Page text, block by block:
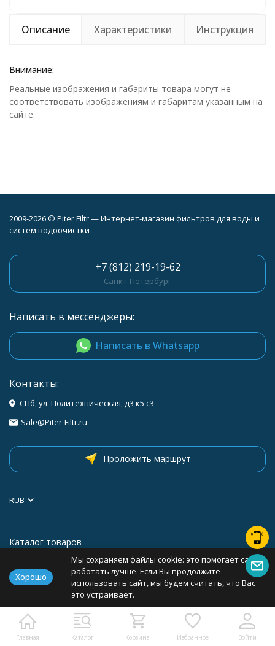
Описание Характеристики Инструкция
Внимание:
Реальные изображения и габариты товара могут не
соответствовать изображениям и габаритам указанным на
сайте.
Главная Каталог Корзина Избранное Войти
2009-2026 © Piter Filtr — Интернет-магазин фильтров для воды и
систем водоочистки
+7 (812) 219-19-62
Санкт-Петербург
Написать в мессенджеры:
Написать в Whatsapp
Контакты:
СПб, ул. Политехническая, д3 к5 с3
Sale@Piter-Filtr.ru
Проложить маршрут
RUB
Каталог товаров
Информация
Политика персональных данных Карта сайта
Хорошо
Мы сохраняем файлы cookie: это помогает сайту
работать лучше. Если Вы продолжите
использовать сайт, мы будем считать, что Вас
это устраивает.